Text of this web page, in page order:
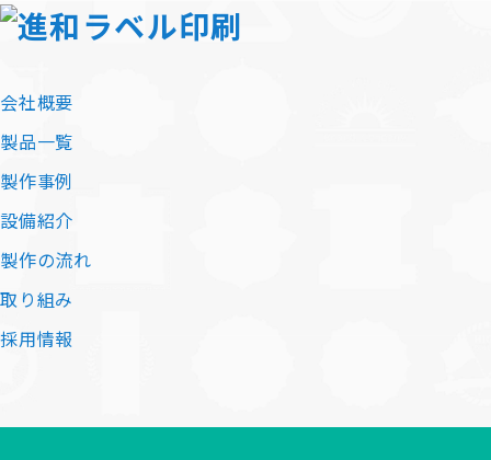
会社概要
製品一覧
製作事例
設備紹介
製作の流れ
取り組み
採用情報